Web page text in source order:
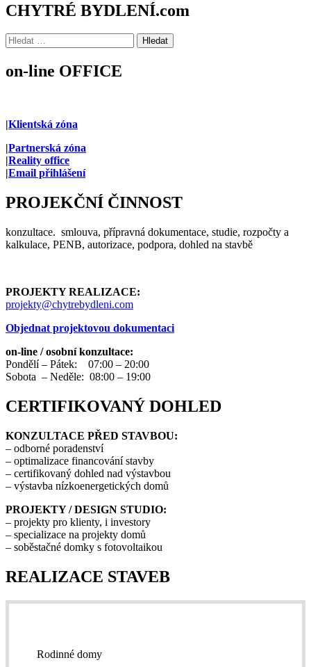
CHYTRÉ BYDLENÍ.com
Vyhledávání
on-line OFFICE
|Klientská zóna
|Partnerská zóna
|Reality office
|Email přihlášení
PROJEKČNÍ ČINNOST
konzultace. smlouva, přípravná dokumentace, studie, rozpočty a
kalkulace, PENB, autorizace, podpora, dohled na stavbě
PROJEKTY REALIZACE:
projekty@chytrebydleni.com
Objednat projektovou dokumentaci
on-line / osobní konzultace:
Pondělí – Pátek: 07:00 – 20:00
Sobota – Neděle: 08:00 – 19:00
CERTIFIKOVANÝ DOHLED
KONZULTACE PŘED STAVBOU:
– odborné poradenství
– optimalizace financování stavby
– certifikovaný dohled nad výstavbou
– výstavba nízkoenergetických domů
PROJEKTY / DESIGN STUDIO:
– projekty pro klienty, i investory
– specializace na projekty domů
– soběstačné domky s fotovoltaikou
REALIZACE STAVEB
Rodinné domy